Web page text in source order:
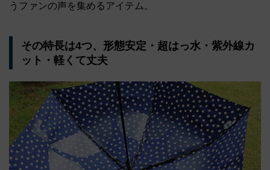
うファンの声を集めるアイテム。
その特長は4つ、形態安定・超はっ水・紫外線カ
ット・軽くて丈夫